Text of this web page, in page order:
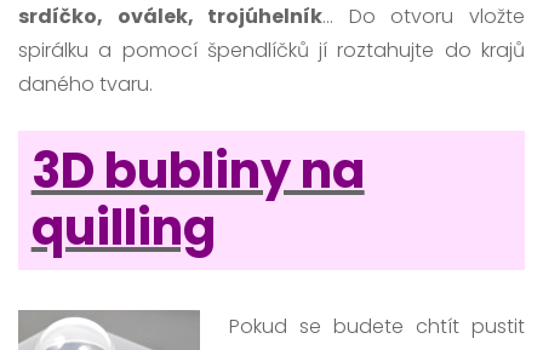
srdíčko, oválek, trojúhelník… Do otvoru vložte
spirálku a pomocí špendlíčků jí roztahujte do krajů
daného tvaru.
3D bubliny na
quilling
Pokud se budete chtít pustit